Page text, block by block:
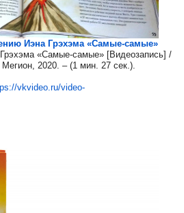
Иэна Грэхэма «Самые-самые»
Грэхэма «Самые-самые» [Видеозапись] /
2020. – (1 мин. 27 сек.).
vkvideo.ru/video-